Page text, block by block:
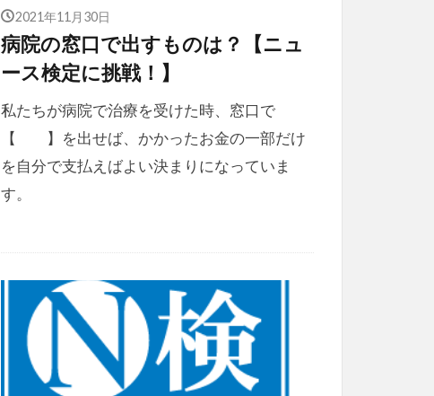
2021年11月30日
病院の窓口で出すものは？【ニュ
ース検定に挑戦！】
私たちが病院で治療を受けた時、窓口で
【 】を出せば、かかったお金の一部だけ
を自分で支払えばよい決まりになっていま
す。